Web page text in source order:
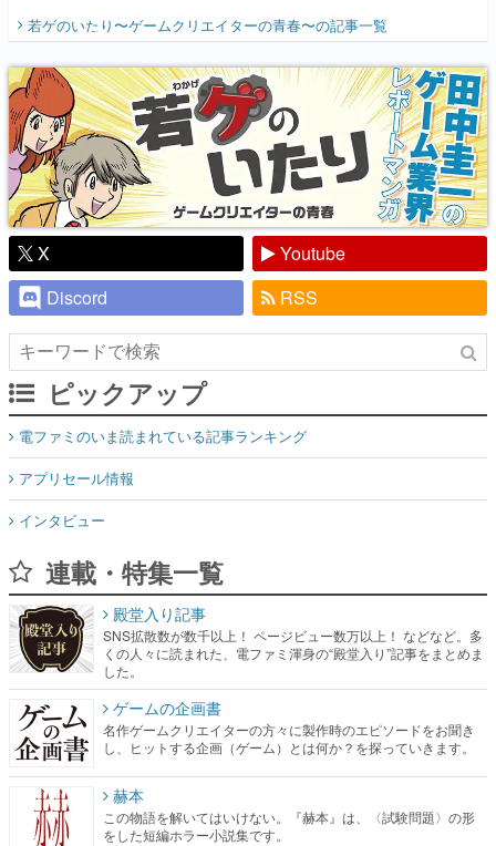
開く。業界の快男児・松山 洋に流れる血は
『少年ジャンプ』色だった【若ゲのいた
り】
若ゲのいたり〜ゲームクリエイターの青春〜の記事一覧
X
Youtube
Discord
RSS
ピックアップ
電ファミのいま読まれている記事ランキング
アプリセール情報
インタビュー
連載・特集一覧
殿堂入り記事
SNS拡散数が数千以上！ ページビュー数万以上！ などなど。多
くの人々に読まれた、電ファミ渾身の“殿堂入り”記事をまとめま
した。
ゲームの企画書
名作ゲームクリエイターの方々に製作時のエピソードをお聞き
し、ヒットする企画（ゲーム）とは何か？を探っていきます。
赫本
この物語を解いてはいけない。『赫本』は、〈試験問題〉の形
をした短編ホラー小説集です。